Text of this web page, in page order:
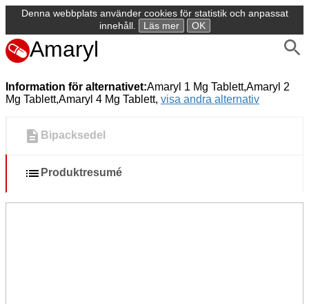
Denna webbplats använder cookies för statistik och anpassat
innehåll.
Läs mer OK
Amaryl
Information för alternativet:Amaryl 1 Mg Tablett,Amaryl 2
Mg Tablett,Amaryl 4 Mg Tablett, visa andra alternativ
Bipacksedel
Produktresumé